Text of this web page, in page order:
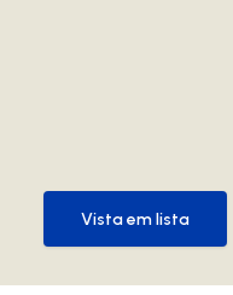
Vista em lista
Vista em lista